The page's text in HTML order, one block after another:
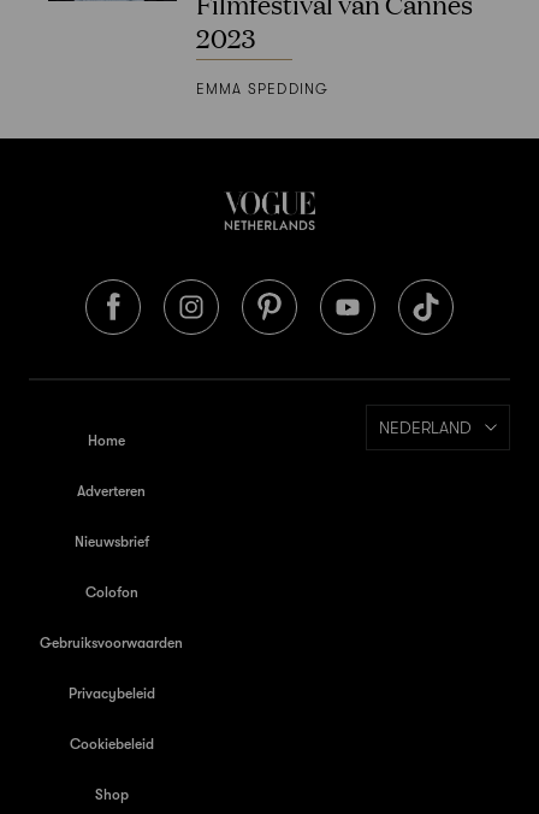
2023
EMMA SPEDDING
Home
Adverteren
Nieuwsbrief
Colofon
Gebruiksvoorwaarden
Privacybeleid
Cookiebeleid
Shop
NEDERLAND